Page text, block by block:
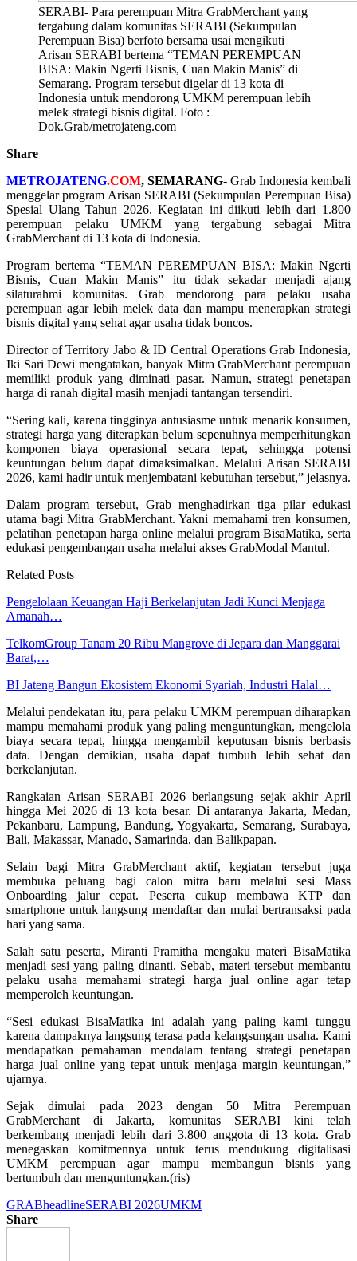
SERABI- Para perempuan Mitra GrabMerchant yang
tergabung dalam komunitas SERABI (Sekumpulan
Perempuan Bisa) berfoto bersama usai mengikuti
Arisan SERABI bertema “TEMAN PEREMPUAN
BISA: Makin Ngerti Bisnis, Cuan Makin Manis” di
Semarang. Program tersebut digelar di 13 kota di
Indonesia untuk mendorong UMKM perempuan lebih
melek strategi bisnis digital. Foto :
Dok.Grab/metrojateng.com
Share
METROJATENG.COM, SEMARANG- Grab Indonesia⁠ kembali
menggelar program Arisan SERABI (Sekumpulan Perempuan Bisa)
Spesial Ulang Tahun 2026. Kegiatan ini diikuti lebih dari 1.800
perempuan pelaku UMKM yang tergabung sebagai Mitra
GrabMerchant di 13 kota di Indonesia.
Program bertema “TEMAN PEREMPUAN BISA: Makin Ngerti
Bisnis, Cuan Makin Manis” itu tidak sekadar menjadi ajang
silaturahmi komunitas. Grab mendorong para pelaku usaha
perempuan agar lebih melek data dan mampu menerapkan strategi
bisnis digital yang sehat agar usaha tidak boncos.
Director of Territory Jabo & ID Central Operations Grab Indonesia,
Iki Sari Dewi mengatakan, banyak Mitra GrabMerchant perempuan
memiliki produk yang diminati pasar. Namun, strategi penetapan
harga di ranah digital masih menjadi tantangan tersendiri.
“Sering kali, karena tingginya antusiasme untuk menarik konsumen,
strategi harga yang diterapkan belum sepenuhnya memperhitungkan
komponen biaya operasional secara tepat, sehingga potensi
keuntungan belum dapat dimaksimalkan. Melalui Arisan SERABI
2026, kami hadir untuk menjembatani kebutuhan tersebut,” jelasnya.
Dalam program tersebut, Grab menghadirkan tiga pilar edukasi
utama bagi Mitra GrabMerchant. Yakni memahami tren konsumen,
pelatihan penetapan harga online melalui program BisaMatika, serta
edukasi pengembangan usaha melalui akses GrabModal Mantul.
Related Posts
Pengelolaan Keuangan Haji Berkelanjutan Jadi Kunci Menjaga
Amanah…
TelkomGroup Tanam 20 Ribu Mangrove di Jepara dan Manggarai
Barat,…
BI Jateng Bangun Ekosistem Ekonomi Syariah, Industri Halal…
Melalui pendekatan itu, para pelaku UMKM perempuan diharapkan
mampu memahami produk yang paling menguntungkan, mengelola
biaya secara tepat, hingga mengambil keputusan bisnis berbasis
data. Dengan demikian, usaha dapat tumbuh lebih sehat dan
berkelanjutan.
Rangkaian Arisan SERABI 2026 berlangsung sejak akhir April
hingga Mei 2026 di 13 kota besar. Di antaranya Jakarta, Medan,
Pekanbaru, Lampung, Bandung, Yogyakarta, Semarang, Surabaya,
Bali, Makassar, Manado, Samarinda, dan Balikpapan.
Selain bagi Mitra GrabMerchant aktif, kegiatan tersebut juga
membuka peluang bagi calon mitra baru melalui sesi Mass
Onboarding jalur cepat. Peserta cukup membawa KTP dan
smartphone untuk langsung mendaftar dan mulai bertransaksi pada
hari yang sama.
Salah satu peserta, Miranti Pramitha mengaku materi BisaMatika
menjadi sesi yang paling dinanti. Sebab, materi tersebut membantu
pelaku usaha memahami strategi harga jual online agar tetap
memperoleh keuntungan.
“Sesi edukasi BisaMatika ini adalah yang paling kami tunggu
karena dampaknya langsung terasa pada kelangsungan usaha. Kami
mendapatkan pemahaman mendalam tentang strategi penetapan
harga jual online yang tepat untuk menjaga margin keuntungan,”
ujarnya.
Sejak dimulai pada 2023 dengan 50 Mitra Perempuan
GrabMerchant di Jakarta, komunitas SERABI kini telah
berkembang menjadi lebih dari 3.800 anggota di 13 kota. Grab
menegaskan komitmennya untuk terus mendukung digitalisasi
UMKM perempuan agar mampu membangun bisnis yang
bertumbuh dan menguntungkan.(ris)
GRABheadlineSERABI 2026UMKM
Share